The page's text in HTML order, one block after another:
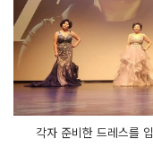
각자 준비한 드레스를